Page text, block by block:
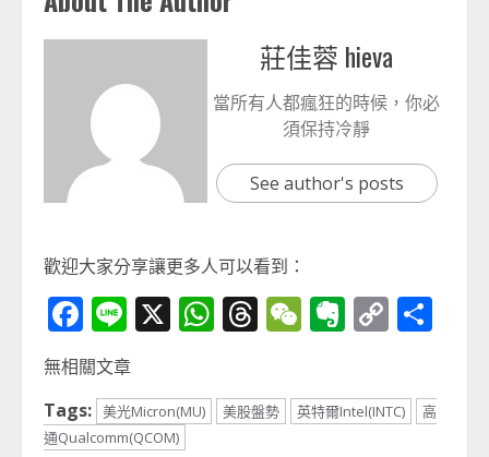
莊佳蓉 hieva
當所有人都瘋狂的時候，你必
須保持冷靜
See author's posts
歡迎大家分享讓更多人可以看到：
Facebook
Line
X WhatsApp
Threads
WeChat
Evernote
Copy
無相關文章
Tags: 美光Micron(MU) 美股盤勢 英特爾Intel(INTC)
高
通Qualcomm(QCOM)